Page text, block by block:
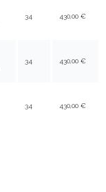
34 430,00 €
34 430,00 €
34 430,00 €